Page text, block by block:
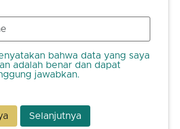
bahwa data yang saya
adalah benar dan dapat
jawabkan.
Selanjutnya